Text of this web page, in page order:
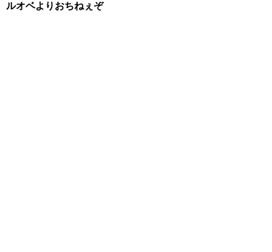
ルオベよりおちねぇぞ